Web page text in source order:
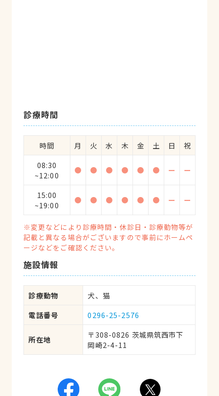
診療時間
時間 月 火 水 木 金 土 日
祝
08:30
~12:00
● ● ● ● ● ● ー ー
15:00
~19:00
● ● ● ● ● ● ー ー
※変更などにより診療時間・休診日・診療動物等が
記載と異なる場合がございますので事前にホームペ
ージなどをご確認ください。
施設情報
診療動物
犬、猫
電話番号
0296-25-2576
所在地
〒308-0826 茨城県筑西市下
岡崎2-4-11